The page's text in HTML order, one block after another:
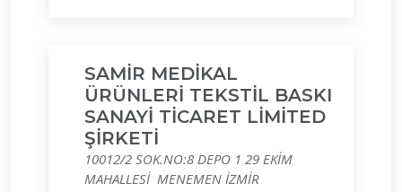
SAMİR MEDİKAL
ÜRÜNLERİ TEKSTİL BASKI
SANAYİ TİCARET LİMİTED
ŞİRKETİ
10012/2 SOK.NO:8 DEPO 1 29 EKİM
MAHALLESİ MENEMEN İZMİR